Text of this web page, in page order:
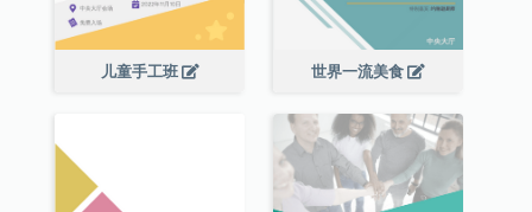
儿童手工班 世界一流美食